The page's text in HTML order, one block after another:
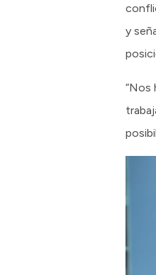
y
“Nos